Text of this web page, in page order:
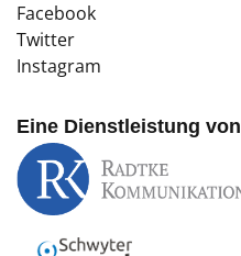
Facebook
Twitter
Instagram
Eine Dienstleistung von